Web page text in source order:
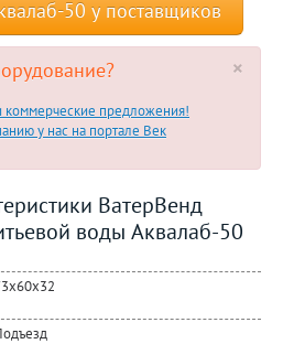
50 у поставщиков
×
коммерческие предложения!
у нас на портале Век
ВатерВенд
воды Аквалаб-50